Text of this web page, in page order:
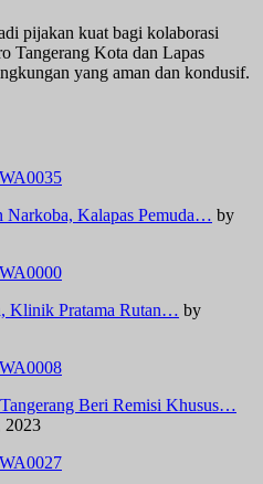
pijakan kuat bagi kolaborasi
Tangerang Kota dan Lapas
yang aman dan kondusif.
Narkoba, Kalapas Pemuda… by
Klinik Pratama Rutan… by
Beri Remisi Khusus…
2023